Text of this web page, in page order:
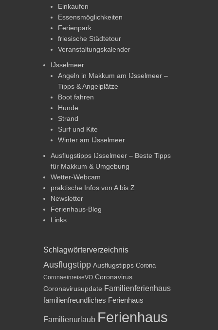
Einkaufen
Essensmöglichkeiten
Ferienpark
friesische Städtetour
Veranstaltungskalender
IJsselmeer
Angeln in Makkum am IJsselmeer –
Tipps & Angelplätze
Boot fahren
Hunde
Strand
Surf und Kite
Winter am IJsselmeer
Ausflugstipps IJsselmeer – Beste Tipps
für Makkum & Umgebung
Wetter-Webcam
praktische Infos von A bis Z
Newsletter
Ferienhaus-Blog
Links
Schlagwörterverzeichnis
Ausflugstipp Ausflugstipps Corona
CoronaeinreiseVO Coronavirus
Coronavirusupdate Familienferienhaus
familienfreundliches Ferienhaus
Familienurlaub Ferienhaus